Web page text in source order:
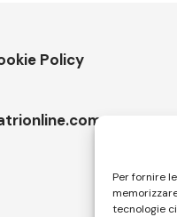
Per fornire
tecnologie
Policy